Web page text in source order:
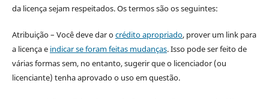
da licença sejam respeitados. Os termos são os seguintes:
Atribuição – Você deve dar ocrédito apropriado, prover um link para
a licença e indicar se foram feitas mudanças. Isso pode ser feito de
várias formas sem, no entanto, sugerir que o licenciador (ou
licenciante) tenha aprovado o uso em questão.